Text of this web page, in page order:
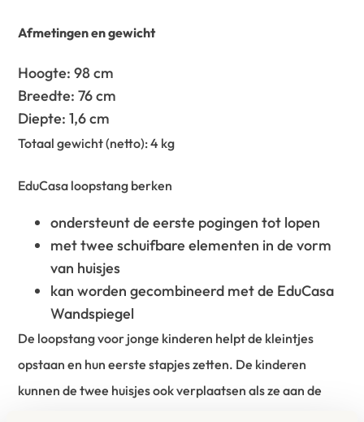
Afmetingen en gewicht
Hoogte: 98 cm
Breedte: 76 cm
Diepte: 1,6 cm
Totaal gewicht (netto): 4 kg
EduCasa loopstang berken
ondersteunt de eerste pogingen tot lopen
met twee schuifbare elementen in de vorm
van huisjes
kan worden gecombineerd met de EduCasa
Wandspiegel
De loopstang voor jonge kinderen helpt de kleintjes
opstaan ​​en hun eerste stapjes zetten. De kinderen
kunnen de twee huisjes ook verplaatsen als ze aan de